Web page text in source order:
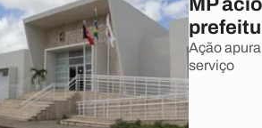
MP
Ação
serviço